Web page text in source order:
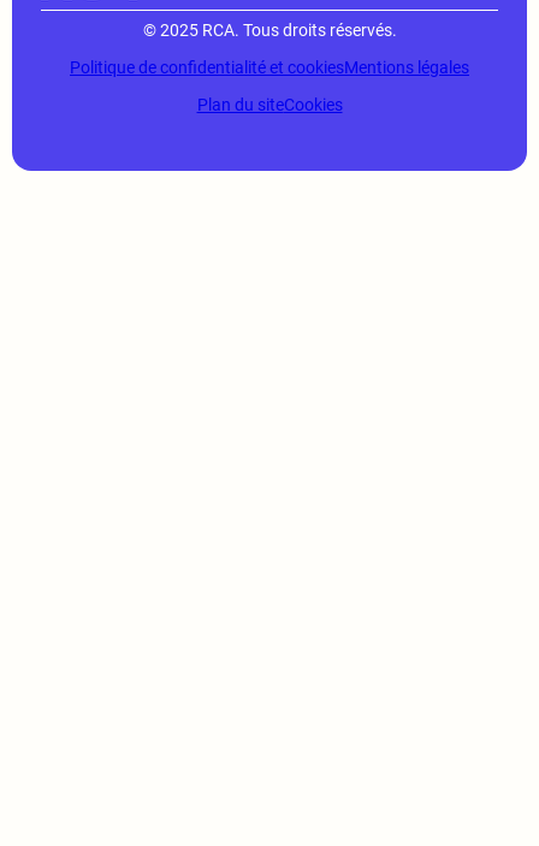
© 2025 RCA. Tous droits réservés.
Politique de confidentialité et cookiesMentions légales
Plan du siteCookies